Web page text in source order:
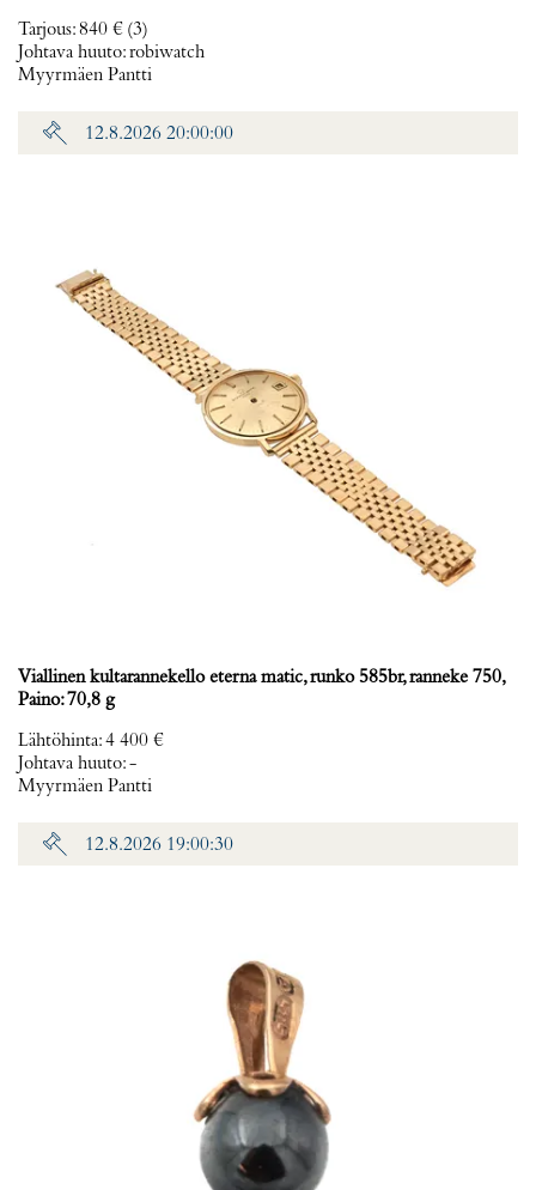
Tarjous:840 € (3)
Johtava huuto:robiwatch
Myyrmäen Pantti
12.8.2026 20:00:00
Viallinen kultarannekello eterna matic, runko 585br, ranneke 750,
Paino: 70,8 g
Lähtöhinta:4 400 €
Johtava huuto:-
Myyrmäen Pantti
12.8.2026 19:00:30